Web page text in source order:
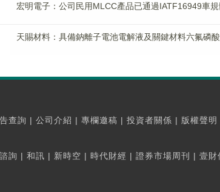
宏明電子：公司民用MLCC產品已通過IATF16949車
天賜材料：具備鈉離子電池電解液及關鍵材料六氟磷
查詢 | 公司介紹 | 專欄邀稿 | 投資者關係 | 版權聲明
詢 | 和訊 | 新時空 | 時代財經 | 證券市場周刊 | 壹財